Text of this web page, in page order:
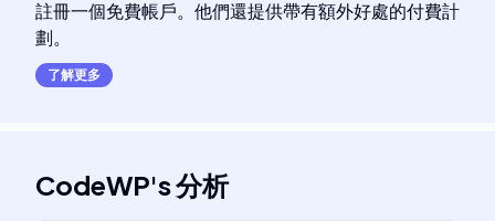
註冊一個免費帳戶。他們還提供帶有額外好處的付費計
劃。
了解更多
CodeWP's分析